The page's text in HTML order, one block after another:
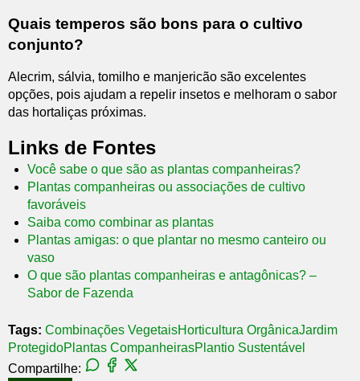
Quais temperos são bons para o cultivo
conjunto?
Alecrim, sálvia, tomilho e manjericão são excelentes
opções, pois ajudam a repelir insetos e melhoram o sabor
das hortaliças próximas.
Links de Fontes
Você sabe o que são as plantas companheiras?
Plantas companheiras ou associações de cultivo
favoráveis
Saiba como combinar as plantas
Plantas amigas: o que plantar no mesmo canteiro ou
vaso
O que são plantas companheiras e antagônicas? –
Sabor de Fazenda
Tags: Combinações VegetaisHorticultura OrgânicaJardim
ProtegidoPlantas CompanheirasPlantio Sustentável
Compartilhe: